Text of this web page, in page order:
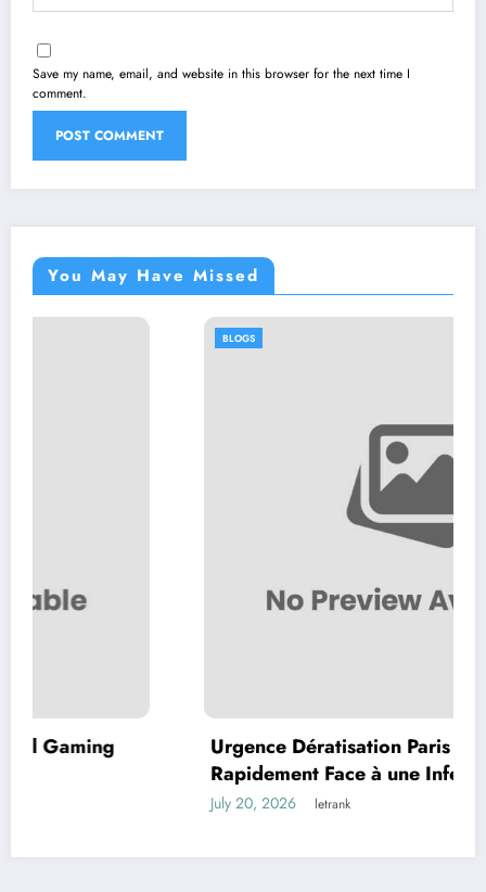
Save my name, email, and website in this browser for the next time I
comment.
You May Have Missed
Urgence Dératisation Paris : Comment Agir
Rapidement Face à une Infestation de
letrank